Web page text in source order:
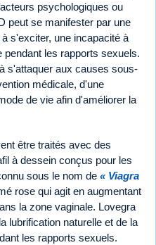
psychologiques ou
peut se manifester par une
s'exciter, une incapacité à
pendant les rapports sexuels.
s'attaquer aux causes sous-
médicale, d'une
de vie afin d'améliorer la
être traités avec des
à dessein conçus pour les
sous le nom de « Viagra
rose qui agit en augmentant
la zone vaginale. Lovegra
lubrification naturelle et de la
les rapports sexuels.